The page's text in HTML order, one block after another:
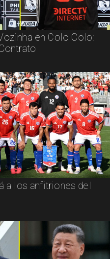
en Colo Colo:
a los anfitriones del